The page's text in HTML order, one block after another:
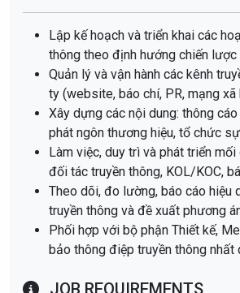
Lập kế hoạch và triển khai các
thông theo định hướng chiến lược
Quản lý và vận hành các kênh
ty (website, báo chí, PR, mạng xã
Xây dựng các nội dung: thông
phát ngôn thương hiệu, tổ chức sự
Làm việc, duy trì và phát triển mối
đối tác truyền thông, KOL/KOC,
Theo dõi, đo lường, báo cáo hiệu
truyền thông và đề xuất phương
Phối hợp với bộ phận Thiết kế,
bảo thông điệp truyền thông nhất
JOB REQUIREMENTS